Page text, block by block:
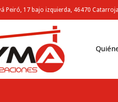
Peiró, 17 bajo izquierda, 46470